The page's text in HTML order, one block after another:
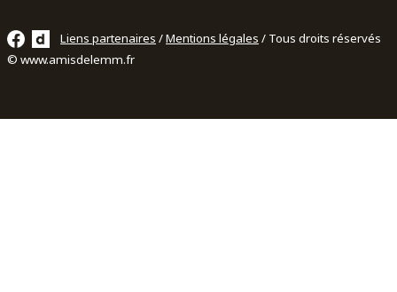
Liens partenaires /Mentions légales / Tous droits réservés
© www.amisdelemm.fr